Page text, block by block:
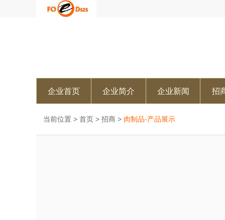
企业首页 企业简介 企业新闻 招
当前位置 > 首页 > 招商 > 肉制品-产品展示